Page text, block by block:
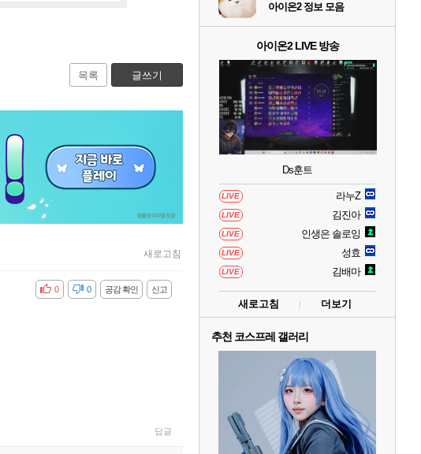
목록 글쓰기
새로고침
신고
공감 확인
비공감 0
0
답글
아이온2 정보 모음
아이온2 LIVE 방송
Ds훈트
LIVE 라누Z
LIVE 김진아
LIVE 인생은 솔로잉
LIVE 성효
LIVE 김배마
새로고침 더보기
추천 코스프레 갤러리